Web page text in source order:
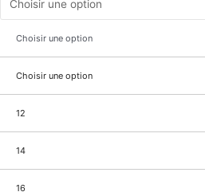
Choisir une option
Choisir une option
12
14
16